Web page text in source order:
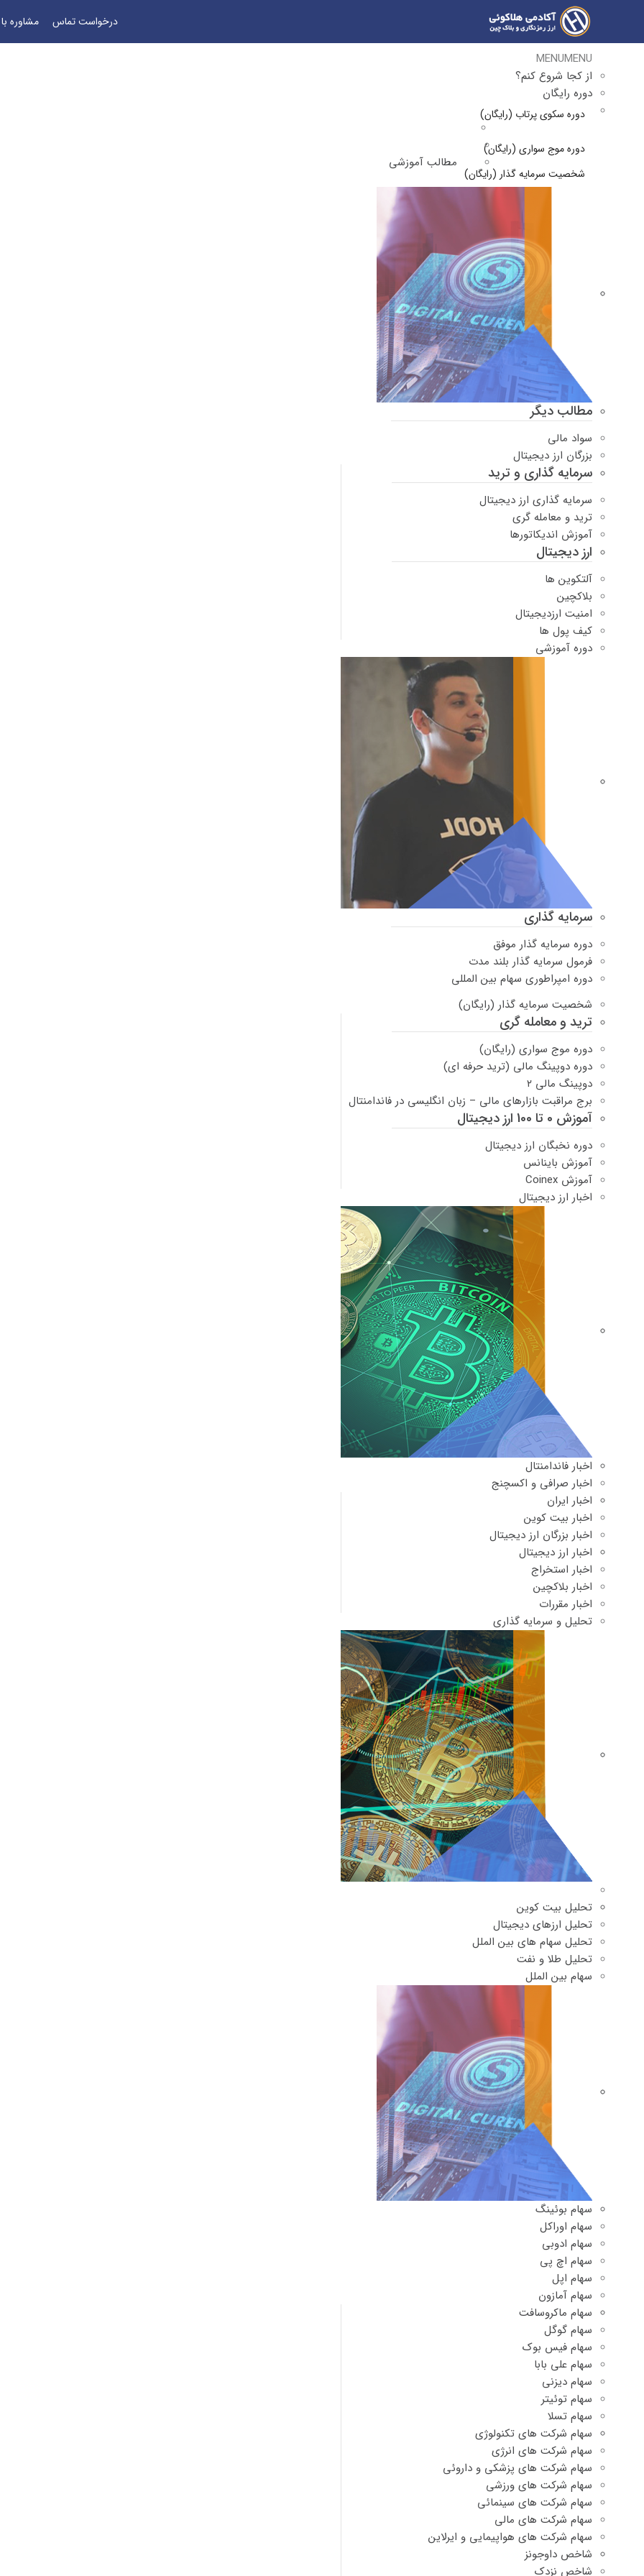
درخواست تماس مشاوره
MENUMENU
از کجا شروع کنم؟
دوره رایگان
دوره سکوی پرتاب (رایگان)
دوره موج سواری (رایگان)
شخصیت سرمایه گذار (رایگان)
مطالب آموزشی
مطالب دیگر
سواد مالی
بزرگان ارز دیجیتال
سرمایه گذاری و ترید
سرمایه گذاری ارز دیجیتال
ترید و معامله گری
آموزش اندیکاتورها
ارز دیجیتال
آلتکوین ها
بلاکچین
امنیت ارزدیجیتال
کیف پول ها
دوره‌ آموزشی
سرمایه گذاری
دوره سرمایه گذار موفق
فرمول سرمایه گذار بلند مدت
دوره امپراطوری سهام بین المللی
شخصیت سرمایه گذار (رایگان)
ترید و معامله گری
دوره موج سواری (رایگان)
دوره دوپینگ مالی (ترید حرفه ای)
دوپینگ مالی ۲
برج مراقبت بازارهای مالی – زبان انگلیسی در فاندامنتال
آموزش 0 تا 100 ارز دیجیتال
دوره نخبگان ارز دیجیتال
آموزش باینانس
آموزش Coinex
اخبار ارز دیجیتال
اخبار فاندامنتال
اخبار صرافی و اکسچنج
اخبار ایران
اخبار بیت کوین
اخبار بزرگان ارز دیجیتال
اخبار ارز دیجیتال
اخبار استخراج
اخبار بلاکچین
اخبار مقررات
تحلیل و سرمایه گذاری
تحلیل بیت کوین
تحلیل ارزهای دیجیتال
تحلیل سهام های بین الملل
تحلیل طلا و نفت
سهام بین الملل
سهام بوئینگ
سهام اوراکل
سهام ادوبی
سهام اچ پی
سهام اپل
سهام آمازون
سهام ماکروسافت
سهام گوگل
سهام فیس بوک
سهام علی بابا
سهام دیزنی
سهام توئیتر
سهام تسلا
سهام شرکت های تکنولوژی
سهام شرکت های انرژی
سهام شرکت های پزشکی و داروئی
سهام شرکت های ورزشی
سهام شرکت های سینمائی
سهام شرکت های مالی
سهام شرکت های هواپیمایی و ایرلاین
شاخص داوجونز
شاخص نزدک